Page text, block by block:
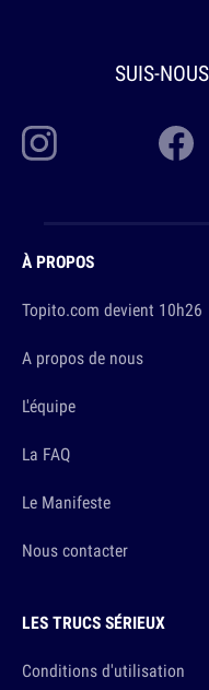
SUIS-
À PROPOS
Topito.com devient 10h26
A propos de nous
L'équipe
La FAQ
Le Manifeste
Nous contacter
LES TRUCS SÉRIEUX
Conditions d'utilisation